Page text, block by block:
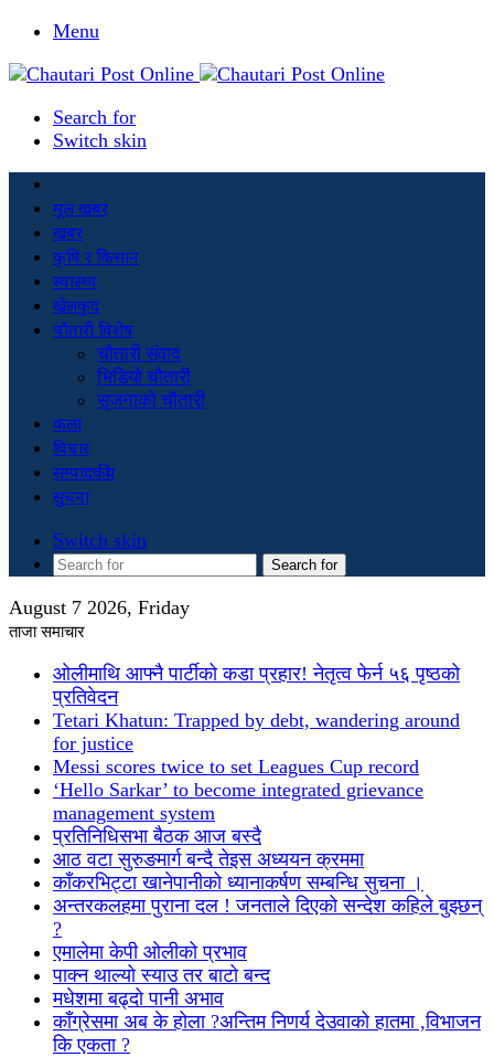
Menu
Search for
Switch skin
मूल खबर
खबर
कृषि र किसान
स्वास्थ्य
खेलकुद
चौतारी विशेष
चौतारी संवाद
भिडियो चौतारी
सृजनाको चौतारी
कला
विचार
सम्पादकीय
सुचना
Switch skin
Search for
August 7 2026, Friday
ताजा समाचार
ओलीमाथि आफ्नै पार्टीको कडा प्रहार! नेतृत्व फेर्न ५६ पृष्ठको
प्रतिवेदन
Tetari Khatun: Trapped by debt, wandering around
for justice
Messi scores twice to set Leagues Cup record
‘Hello Sarkar’ to become integrated grievance
management system
प्रतिनिधिसभा बैठक आज बस्दै
आठ वटा सुरुङमार्ग बन्दै तेइस अध्ययन क्रममा
काँकरभिट्टा खानेपानीको ध्यानाकर्षण सम्बन्धि सुचना ।
अन्तरकलहमा पुराना दल ! जनताले दिएको सन्देश कहिले बुझ्छन्
?
एमालेमा केपी ओलीको प्रभाव
पाक्न थाल्यो स्याउ तर बाटो बन्द
मधेशमा बढ्दो पानी अभाव
काँग्रेसमा अब के होला ?अन्तिम निणर्य देउवाको हातमा ,विभाजन
कि एकता ?